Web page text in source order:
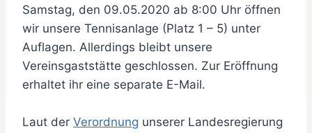
Samstag, den 09.05.2020 ab 8:00 Uhr öffnen
wir unsere Tennisanlage (Platz 1 – 5) unter
Auflagen. Allerdings bleibt unsere
Vereinsgaststätte geschlossen. Zur Eröffnung
erhaltet ihr eine separate E-Mail.
Laut der Verordnung unserer Landesregierung